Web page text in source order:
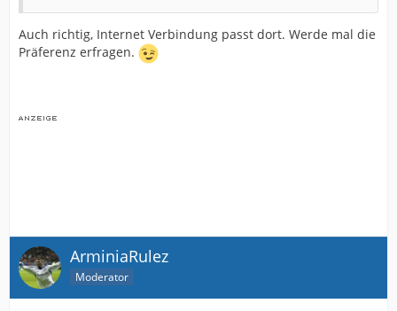
Auch richtig, Internet Verbindung passt dort. Werde mal die
Präferenz erfragen.
ArminiaRulez
Moderator